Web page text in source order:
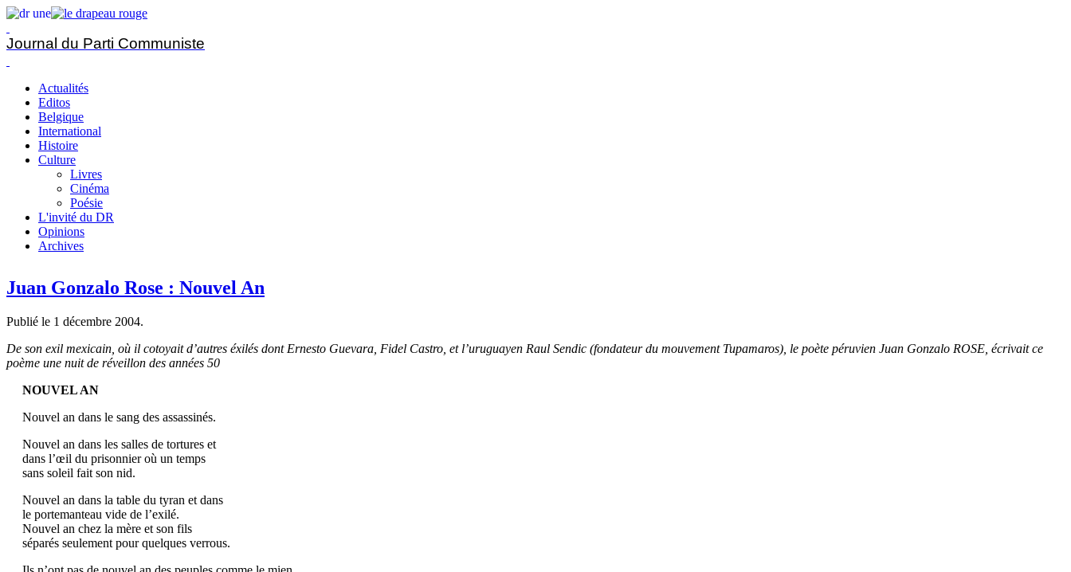
Journal du Parti Communiste
Actualités
Editos
Belgique
International
Histoire
Culture
Livres
Cinéma
Poésie
L'invité du DR
Opinions
Archives
Juan Gonzalo Rose : Nouvel An
Publié le 1 décembre 2004.
De son exil mexicain, où il cotoyait d’autres éxilés dont Ernesto Guevara, Fidel Castro, et l’uruguayen Raul Sendic (fondateur du mouvement Tupamaros), le poète péruvien Juan Gonzalo ROSE, écrivait ce
poème une nuit de réveillon des années 50
NOUVEL AN
Nouvel an dans le sang des assassinés.
Nouvel an dans les salles de tortures et
dans l’œil du prisonnier où un temps
sans soleil fait son nid.
Nouvel an dans la table du tyran et dans
le portemanteau vide de l’exilé.
Nouvel an chez la mère et son fils
séparés seulement pour quelques verrous.